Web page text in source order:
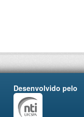
Desenvolvido pelo